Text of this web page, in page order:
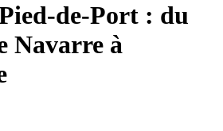
de-Port : du
Navarre à